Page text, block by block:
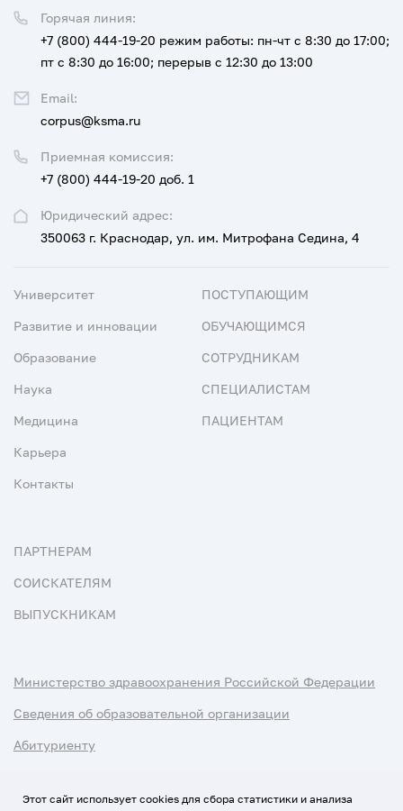
Юридический адрес:
350063 г. Краснодар, ул. им. Митрофана Седина, 4
Приемная комиссия:
+7 (800) 444-19-20 доб. 1
Горячая линия:
+7 (800) 444-19-20 режим работы: пн-чт с 8:30 до 17:00;
пт с 8:30 до 16:00; перерыв с 12:30 до 13:00
Email:
corpus@ksma.ru
Университет
Развитие и инновации
Образование
Наука
Медицина
Карьера
Контакты
ПОСТУПАЮЩИМ
ОБУЧАЮЩИМСЯ
СОТРУДНИКАМ
СПЕЦИАЛИСТАМ
ПАЦИЕНТАМ
ПАРТНЕРАМ
СОИСКАТЕЛЯМ
ВЫПУСКНИКАМ
Министерство здравоохранения Российской Федерации
Сведения об образовательной организации
Абитуриенту
Этот сайт использует cookies для сбора статистики и анализа